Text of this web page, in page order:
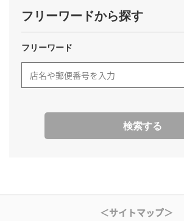
フリーワードから探す
フリーワード
検索する
＜サイトマップ＞